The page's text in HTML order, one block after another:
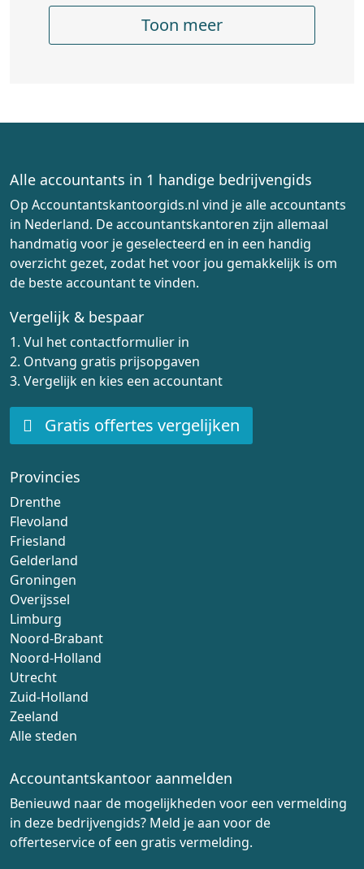
Toon meer
Alle accountants in 1 handige bedrijvengids
Op Accountantskantoorgids.nl vind je alle accountants
in Nederland. De accountantskantoren zijn allemaal
handmatig voor je geselecteerd en in een handig
overzicht gezet, zodat het voor jou gemakkelijk is om
de beste accountant te vinden.
Vergelijk & bespaar
1. Vul het contactformulier in
2. Ontvang gratis prijsopgaven
3. Vergelijk en kies een accountant
Gratis offertes vergelijken
Provincies
Drenthe
Flevoland
Friesland
Gelderland
Groningen
Overijssel
Limburg
Noord-Brabant
Noord-Holland
Utrecht
Zuid-Holland
Zeeland
Alle steden
Accountantskantoor aanmelden
Benieuwd naar de mogelijkheden voor een vermelding
in deze bedrijvengids? Meld je aan voor de
offerteservice of een gratis vermelding.